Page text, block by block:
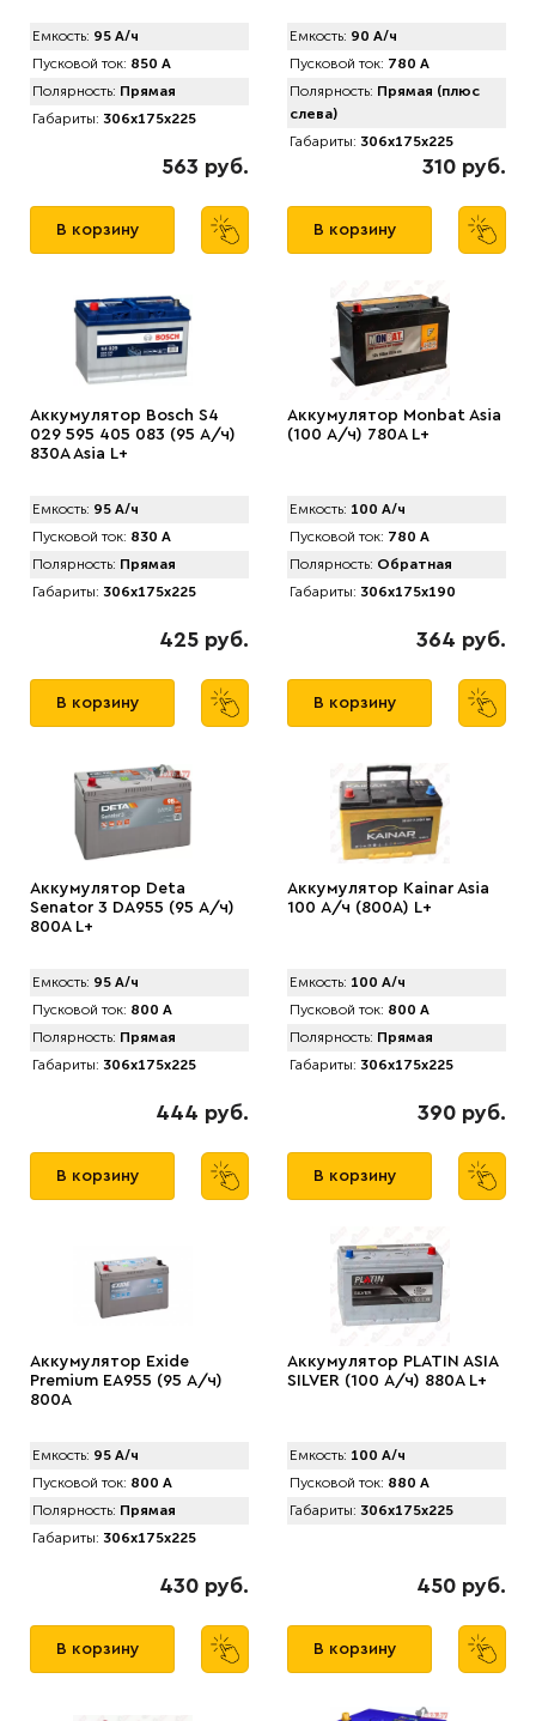
Емкость: 95 А/ч
Пусковой ток: 850 А
Полярность: Прямая
Габариты: 306x175x225
563 руб.
В корзину
Емкость: 90 А/ч
Пусковой ток: 780 А
Полярность: Прямая (плюс
слева)
Габариты: 306x175x225
310 руб.
В корзину
Аккумулятор Bosch S4
029 595 405 083 (95 А/ч)
830A Asia L+
Емкость: 95 А/ч
Пусковой ток: 830 А
Полярность: Прямая
Габариты: 306x175x225
425 руб.
В корзину
Аккумулятор Monbat Asia
(100 А/ч) 780A L+
Емкость: 100 А/ч
Пусковой ток: 780 А
Полярность: Обратная
Габариты: 306x175x190
364 руб.
В корзину
Аккумулятор Deta
Senator 3 DA955 (95 А/ч)
800A L+
Емкость: 95 А/ч
Пусковой ток: 800 А
Полярность: Прямая
Габариты: 306x175x225
444 руб.
В корзину
Аккумулятор Kainar Asia
100 А/ч (800A) L+
Емкость: 100 А/ч
Пусковой ток: 800 А
Полярность: Прямая
Габариты: 306x175x225
390 руб.
В корзину
Аккумулятор Exide
Premium EA955 (95 А/ч)
800A
Емкость: 95 А/ч
Пусковой ток: 800 А
Полярность: Прямая
Габариты: 306x175x225
430 руб.
В корзину
Аккумулятор PLATIN ASIA
SILVER (100 А/ч) 880A L+
Емкость: 100 А/ч
Пусковой ток: 880 А
Габариты: 306x175x225
450 руб.
В корзину